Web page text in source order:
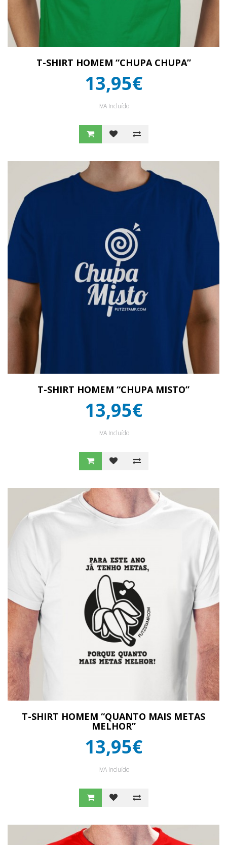
T-SHIRT HOMEM “CHUPA CHUPA”
13,95€
IVA Incluído
T-SHIRT HOMEM “CHUPA MISTO”
13,95€
IVA Incluído
T-SHIRT HOMEM “QUANTO MAIS METAS
MELHOR”
13,95€
IVA Incluído